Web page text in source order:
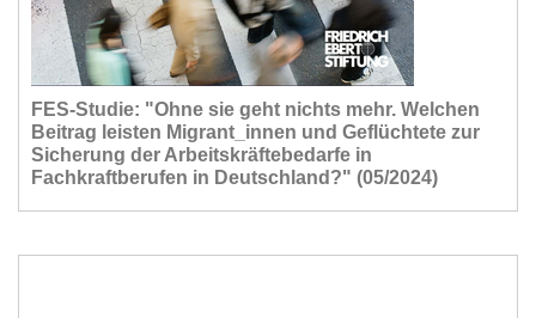
FES-Studie: "Ohne sie geht nichts mehr. Welchen
Beitrag leisten Migrant_innen und Geflüchtete zur
Sicherung der Arbeitskräftebedarfe in
Fachkraftberufen in Deutschland?" (05/2024)